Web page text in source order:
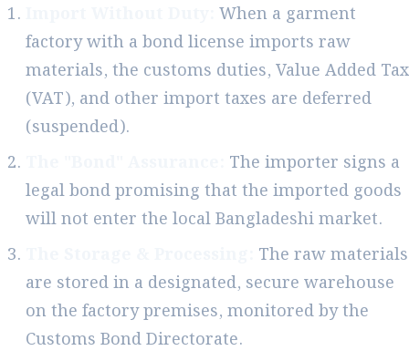
When a garment
factory with a bond license imports raw
materials, the customs duties, Value Added Tax
(VAT), and other import taxes are deferred
(suspended).
The importer signs a
legal bond promising that the imported goods
will not enter the local Bangladeshi market.
The raw materials
are stored in a designated, secure warehouse
on the factory premises, monitored by the
Customs Bond Directorate.